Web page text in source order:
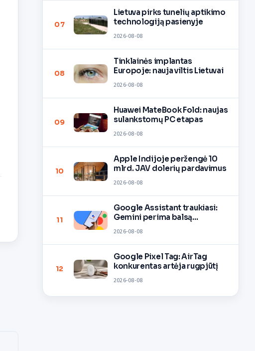
07
Lietuva pirks tunelių aptikimo
technologiją pasienyje
2026-08-08
08
Tinklainės implantas
Europoje: nauja viltis Lietuvai
2026-08-08
09
Huawei MateBook Fold: naujas
sulankstomų PC etapas
2026-08-08
10
Apple Indijoje peržengė 10
mlrd. JAV dolerių pardavimus
2026-08-08
11
Google Assistant traukiasi:
Gemini perima balsą
2026-08-08
12
Google Pixel Tag: AirTag
konkurentas artėja rugpjūtį
2026-08-08